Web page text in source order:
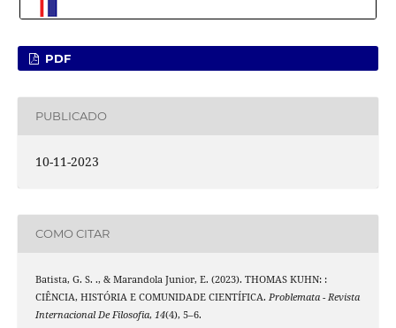
PDF
PUBLICADO
10-11-2023
COMO CITAR
Batista, G. S. ., & Marandola Junior, E. (2023). THOMAS KUHN: :
CIÊNCIA, HISTÓRIA E COMUNIDADE CIENTÍFICA. Problemata - Revista
Internacional De Filosofia, 14(4), 5–6.